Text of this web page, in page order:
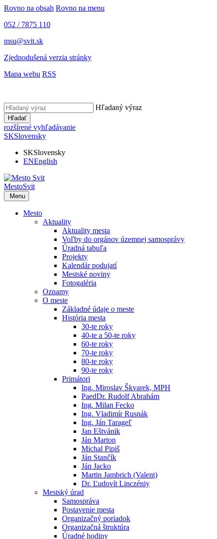
Rovno na obsah Rovno na menu
052 / 7875 110
msu@svit.sk
Zjednodušená verzia stránky
Mapa webu RSS
Hľadaný výraz
Hľadať
rozšírené vyhľadávanie
SKSlovensky
SKSlovensky
ENEnglish
MestoSvit
Menu
Mesto
Aktuality
Aktuality mesta
Voľby do orgánov územnej samosprávy
Úradná tabuľa
Projekty
Kalendár podujatí
Mestské noviny
Fotogaléria
Oznamy
O meste
Základné údaje o meste
História mesta
30-te roky
40-te a 50-te roky
60-te roky
70-te roky
80-te roky
90-te roky
Primátori
Ing. Miroslav Škvarek, MPH
PaedDr. Rudolf Abrahám
Ing. Milan Fecko
Ing. Vladimír Rusnák
Ing. Ján Tarageľ
Jan Eštvánik
Ján Marton
Michal Pipiš
Ján Stančík
Ján Jacko
Martin Jambrich (Valent)
Dr. Ľudovít Linczéniy
Mestský úrad
Samospráva
Postavenie mesta
Organizačný poriadok
Organizačná štruktúra
Úradné hodiny